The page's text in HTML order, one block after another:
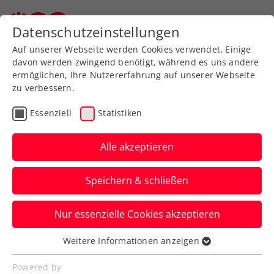
Zurück zur Newsübersicht
ITF Annenheim:
Damenturnier geht in die
entscheidende Phase
Der Doppelbewerb beim internationalen
Event in Kärnten ist bereits entschieden.
Die Österreicherinnen sind indes
allesamt gescheitert.
Verfasst von: Presseaussendung / Redaktion, 27.05.2022
Datenschutzeinstellungen
Auf unserer Webseite werden Cookies verwendet. Einige
davon werden zwingend benötigt, während es uns andere
ermöglichen, Ihre Nutzererfahrung auf unserer Webseite
zu verbessern.
Essenziell Statistiken
Alle akzeptieren
Speichern & schließen
Nur essenzielle Cookies akzeptieren
Essenziell
Essenzielle Cookies werden für grundlegende
Weitere Informationen anzeigen
Powered by